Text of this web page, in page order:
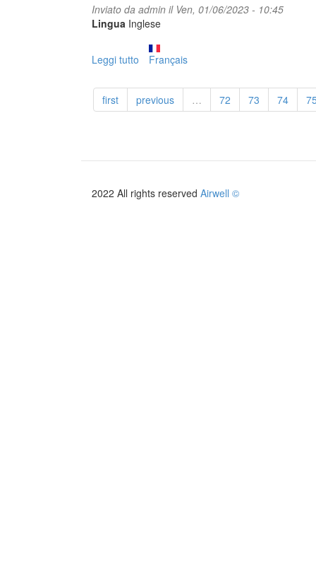
Inviato da admin il Ven, 01/06/2023 - 10:45
Lingua Inglese
Leggi tutto
pièces
détachées
Français
first previous … 72 73 74
2022 All rights reserved Airwell ©